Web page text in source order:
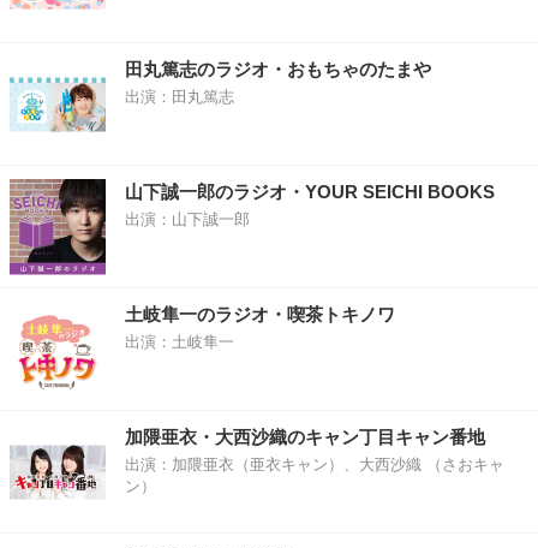
田丸篤志のラジオ・おもちゃのたまや
出演：田丸篤志
山下誠一郎のラジオ・YOUR SEICHI BOOKS
出演：山下誠一郎
土岐隼一のラジオ・喫茶トキノワ
出演：土岐隼一
加隈亜衣・大西沙織のキャン丁目キャン番地
出演：加隈亜衣（亜衣キャン）、大西沙織 （さおキャ
ン）